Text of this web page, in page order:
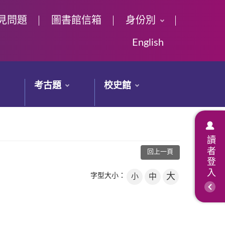
問題 圖書館信箱 身份別
English
考古題 校史館
讀者登入
回上一頁
字型大小： 小 中 大